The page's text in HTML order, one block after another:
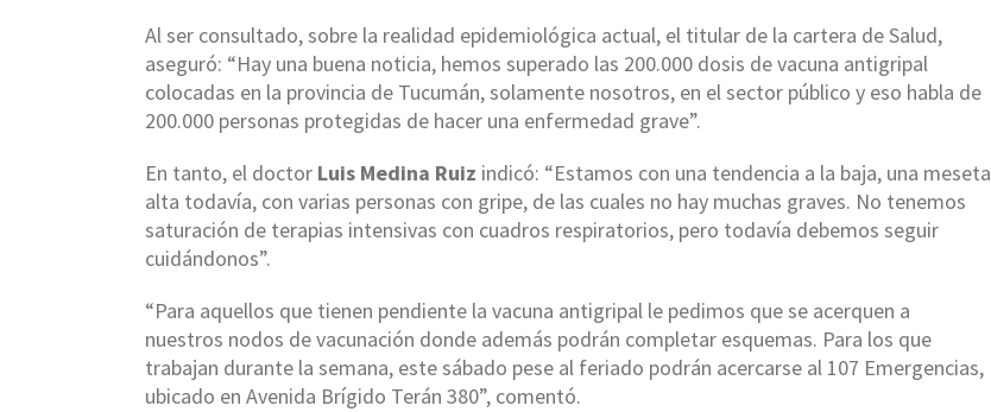
Al ser consultado, sobre la realidad epidemiológica actual, el titular de la cartera de Salud,
aseguró: “Hay una buena noticia, hemos superado las 200.000 dosis de vacuna antigripal
colocadas en la provincia de Tucumán, solamente nosotros, en el sector público y eso habla de
200.000 personas protegidas de hacer una enfermedad grave”.
En tanto, el doctor Luis Medina Ruiz indicó: “Estamos con una tendencia a la baja, una meseta
alta todavía, con varias personas con gripe, de las cuales no hay muchas graves. No tenemos
saturación de terapias intensivas con cuadros respiratorios, pero todavía debemos seguir
cuidándonos”.
“Para aquellos que tienen pendiente la vacuna antigripal le pedimos que se acerquen a
nuestros nodos de vacunación donde además podrán completar esquemas. Para los que
trabajan durante la semana, este sábado pese al feriado podrán acercarse al 107 Emergencias,
ubicado en Avenida Brígido Terán 380”, comentó.